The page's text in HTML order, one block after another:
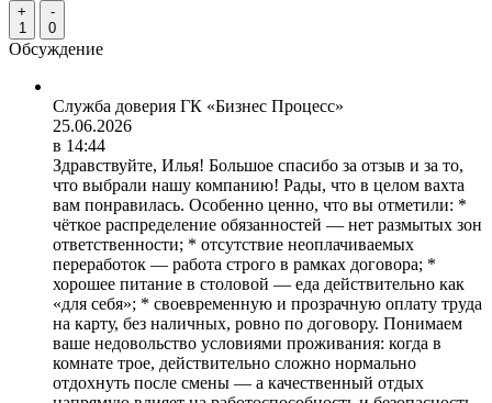
+
1
-
0
Обсуждение
Служба доверия ГК «Бизнес Процесс»
25.06.2026
в 14:44
Здравствуйте, Илья! Большое спасибо за отзыв и за то,
что выбрали нашу компанию! Рады, что в целом вахта
вам понравилась. Особенно ценно, что вы отметили: *
чёткое распределение обязанностей — нет размытых зон
ответственности; * отсутствие неоплачиваемых
переработок — работа строго в рамках договора; *
хорошее питание в столовой — еда действительно как
«для себя»; * своевременную и прозрачную оплату труда
на карту, без наличных, ровно по договору. Понимаем
ваше недовольство условиями проживания: когда в
комнате трое, действительно сложно нормально
отдохнуть после смены — а качественный отдых